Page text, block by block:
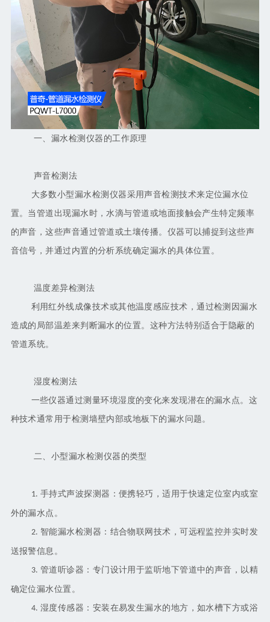
一、漏水检测仪器的工作原理
声音检测法
大多数小型漏水检测仪器采用声音检测技术来定位漏水位
置。当管道出现漏水时，水滴与管道或地面接触会产生特定频率
的声音，这些声音通过管道或土壤传播。仪器可以捕捉到这些声
音信号，并通过内置的分析系统确定漏水的具体位置。
温度差异检测法
利用红外线成像技术或其他温度感应技术，通过检测因漏水
造成的局部温差来判断漏水的位置。这种方法特别适合于隐蔽的
管道系统。
湿度检测法
一些仪器通过测量环境湿度的变化来发现潜在的漏水点。这
种技术通常用于检测墙壁内部或地板下的漏水问题。
二、小型漏水检测仪器的类型
1. 手持式声波探测器：便携轻巧，适用于快速定位室内或室
外的漏水点。
2. 智能漏水检测器：结合物联网技术，可远程监控并实时发
送报警信息。
3. 管道听诊器：专门设计用于监听地下管道中的声音，以精
确定位漏水位置。
4. 湿度传感器：安装在易发生漏水的地方，如水槽下方或浴